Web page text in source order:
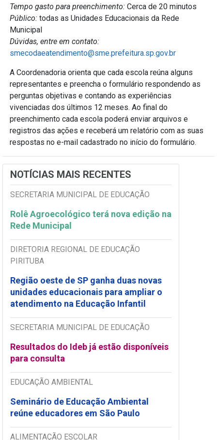
Tempo gasto para preenchimento: Cerca de 20 minutos
Público: todas as Unidades Educacionais da Rede
Municipal
Dúvidas, entre em contato:
smecodaeatendimento@sme.prefeitura.sp.gov.br
A Coordenadoria orienta que cada escola reúna alguns
representantes e preencha o formulário respondendo as
perguntas objetivas e contando as experiências
vivenciadas dos últimos 12 meses. Ao final do
preenchimento cada escola poderá enviar arquivos e
registros das ações e receberá um relatório com as suas
respostas no e-mail cadastrado no início do formulário.
NOTÍCIAS MAIS RECENTES
SECRETARIA MUNICIPAL DE EDUCAÇÃO
Rolê Agroecológico terá nova edição na
Rede Municipal
DIRETORIA REGIONAL DE EDUCAÇÃO
PIRITUBA
Região oeste de SP ganha duas novas
unidades educacionais para ampliar o
atendimento na Educação Infantil
SECRETARIA MUNICIPAL DE EDUCAÇÃO
Resultados do Ideb já estão disponíveis
para consulta
EDUCAÇÃO AMBIENTAL
Seminário de Educação Ambiental
reúne educadores em São Paulo
ALIMENTAÇÃO ESCOLAR